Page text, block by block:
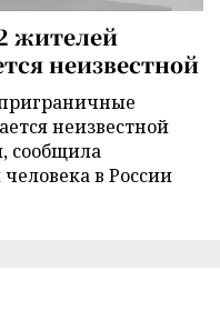
жителей
неизвестной
неизвестной
сообщила
в России